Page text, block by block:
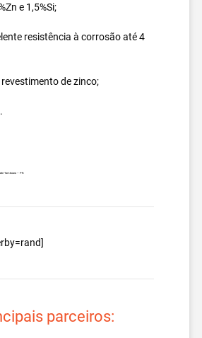
e 1,5%Si;
resistência à corrosão até 4
de zinco;
Tamboara – PR.
parceiros: